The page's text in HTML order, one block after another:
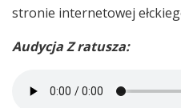
stronie internetowej
Audycja Z ratusza: